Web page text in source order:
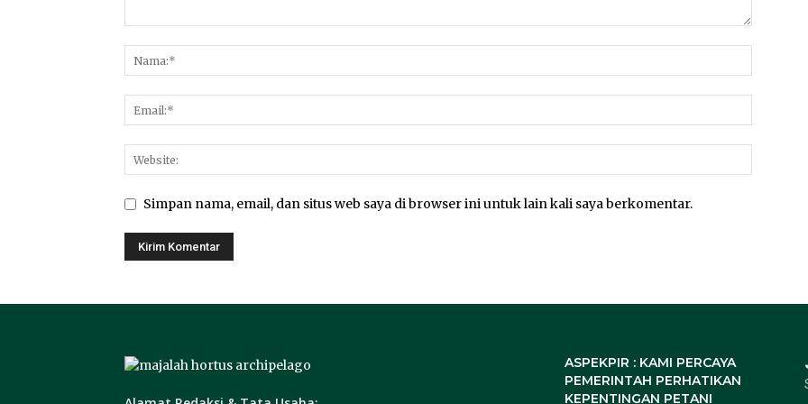
Simpan nama, email, dan situs web saya di browser ini untuk lain kali saya berkomentar.
ASPEKPIR : KAMI PERCAYA
PEMERINTAH PERHATIKAN
KEPENTINGAN PETANI